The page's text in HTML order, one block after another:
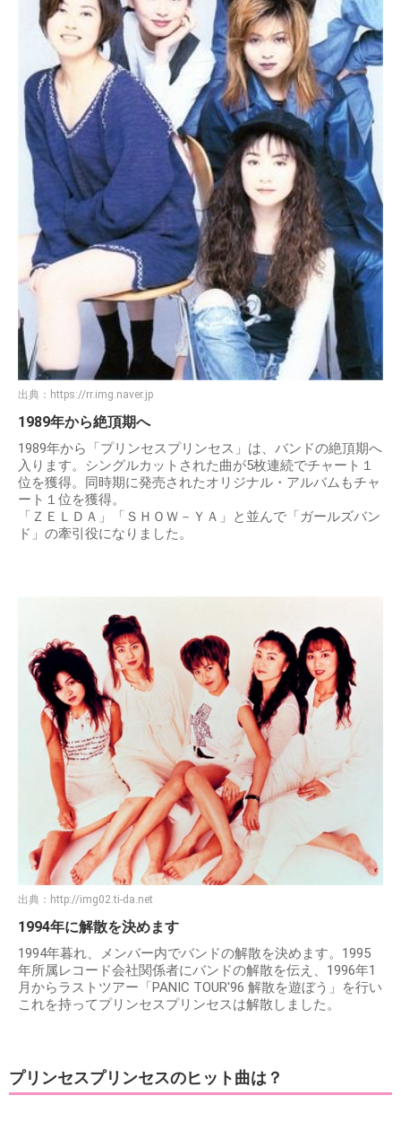
出典： https://rr.img.naver.jp
1989年から絶頂期へ
1989年から「プリンセスプリンセス」は、バンドの絶頂期へ
入ります。シングルカットされた曲が5枚連続でチャート１
位を獲得。同時期に発売されたオリジナル・アルバムもチャ
ート１位を獲得。
「ＺＥＬＤＡ」「ＳＨＯＷ－ＹＡ」と並んで「ガールズバン
ド」の牽引役になりました。
出典： http://img02.ti-da.net
1994年に解散を決めます
1994年暮れ、メンバー内でバンドの解散を決めます。1995
年所属レコード会社関係者にバンドの解散を伝え、1996年1
月からラストツアー「PANIC TOUR'96 解散を遊ぼう」を行い
これを持ってプリンセスプリンセスは解散しました。
プリンセスプリンセスのヒット曲は？